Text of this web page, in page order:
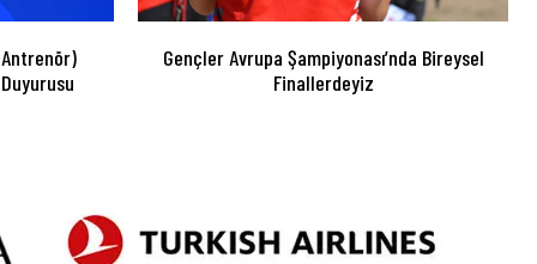
Gençler Avrupa Şampiyonası’nda Bireysel
Finallerdeyiz